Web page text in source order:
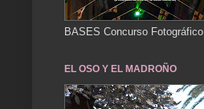
BASES Concurso Fotográfico
EL OSO Y EL MADROÑO